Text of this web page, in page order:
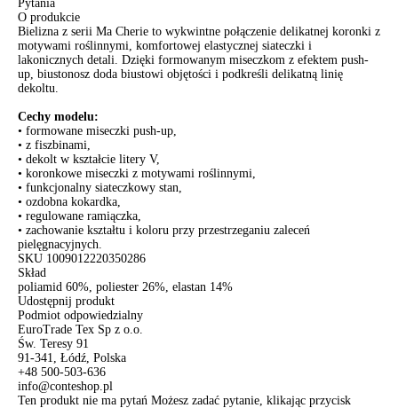
Pytania
O produkcie
Bielizna z serii Ma Cherie to wykwintne połączenie delikatnej koronki z
motywami roślinnymi, komfortowej elastycznej siateczki i
lakonicznych detali. Dzięki formowanym miseczkom z efektem push-
up, biustonosz doda biustowi objętości i podkreśli delikatną linię
dekoltu.
Cechy modelu:
• formowane miseczki push-up,
• z fiszbinami,
• dekolt w kształcie litery V,
• koronkowe miseczki z motywami roślinnymi,
• funkcjonalny siateczkowy stan,
• ozdobna kokardka,
• regulowane ramiączka,
• zachowanie kształtu i koloru przy przestrzeganiu zaleceń
pielęgnacyjnych.
SKU 1009012220350286
Skład
poliamid 60%, poliester 26%, elastan 14%
Udostępnij produkt
Podmiot odpowiedzialny
EuroTrade Tex Sp z o.o.
Św. Teresy 91
91-341, Łódź, Polska
+48 500-503-636
info@conteshop.pl
Ten produkt nie ma pytań Możesz zadać pytanie, klikając przycisk